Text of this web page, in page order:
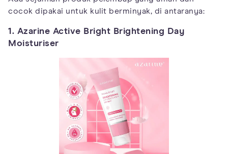
cocok dipakai untuk kulit berminyak, di antaranya:
1. Azarine Active Bright Brightening Day
Moisturiser